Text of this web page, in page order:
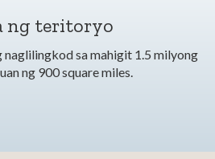
ng teritoryo
naglilingkod sa mahigit 1.5 milyong
ng 900 square miles.